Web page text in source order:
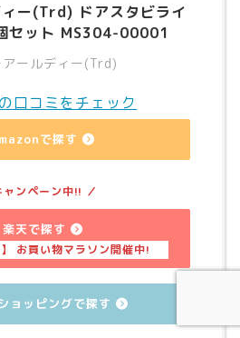
ー(Trd) ドアスタビライ
セット MS304-00001
アールディー(Trd)
口コミをチェック
で探す
楽天で探す
ョッピングで探す